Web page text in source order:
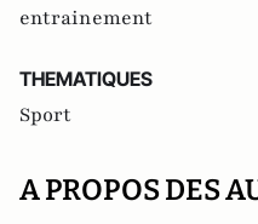
entrainement
THEMATIQUES
Sport
A PROPOS DES